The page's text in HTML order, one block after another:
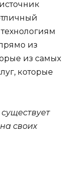
из
из самых
которые
существует
своих